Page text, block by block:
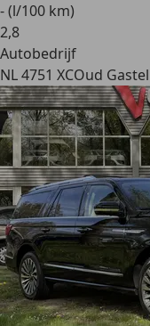
- (l/100 km)
2,8
Autobedrijf
NL 4751 XCOud Gastel